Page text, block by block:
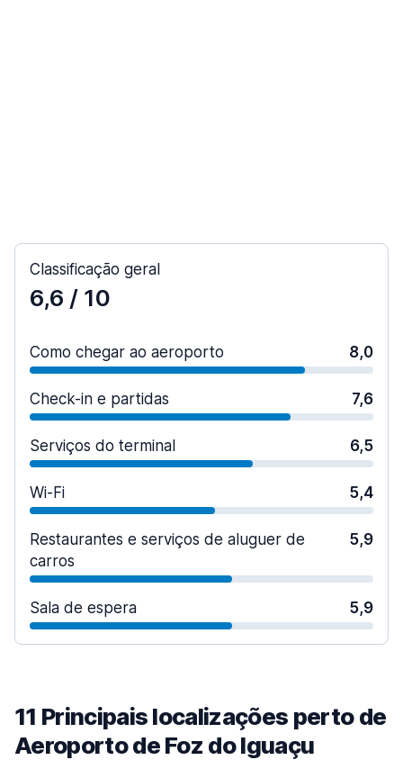
Classificação geral
6,6 / 10
Como chegar ao aeroporto 8,0
Check-in e partidas 7,6
Serviços do terminal 6,5
Wi-Fi 5,4
Restaurantes e serviços de aluguer de
carros
5,9
Sala de espera 5,9
11 Principais localizações perto de
Aeroporto de Foz do Iguaçu